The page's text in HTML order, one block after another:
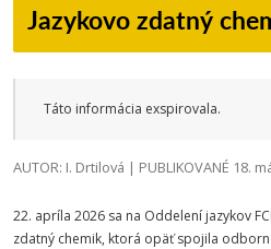
Jazykovo zdatný
Táto informácia exspirovala.
AUTOR: I. Drtilová | PUBLIKOVANÉ 18.
22. apríla 2026 sa na Oddelení jazykov
zdatný chemik, ktorá opäť spojila